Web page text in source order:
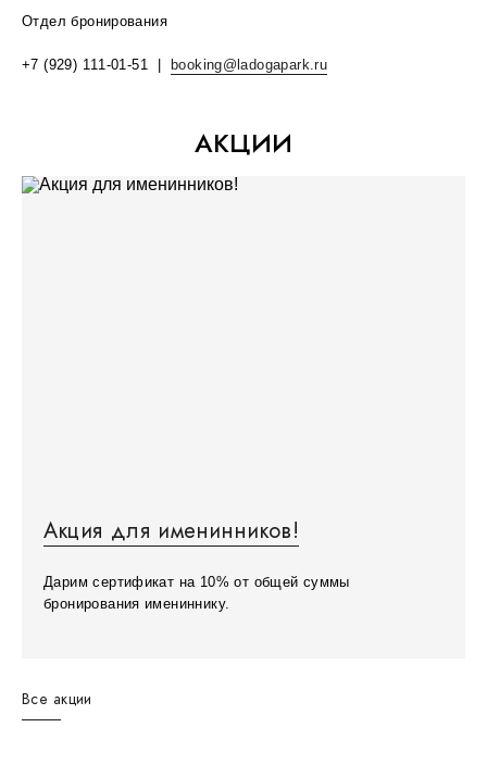
Отдел бронирования
​+7 (929) 111-01-51 | booking@ladogapark.ru
АКЦИИ
Акция для именинников!
Дарим сертификат на 10% от общей суммы
бронирования имениннику.
Все акции